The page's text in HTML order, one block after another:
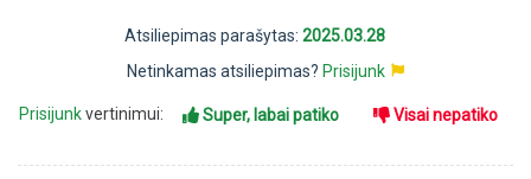
Atsiliepimas parašytas: 2025.03.28
Netinkamas atsiliepimas? Prisijunk
Prisijunkvertinimui: Super, labai patiko Visai nepatiko